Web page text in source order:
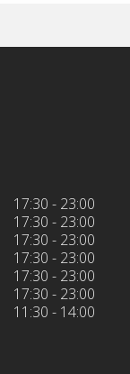
17:30 - 23:00
17:30 - 23:00
17:30 - 23:00
17:30 - 23:00
17:30 - 23:00
17:30 - 23:00
11:30 - 14:00